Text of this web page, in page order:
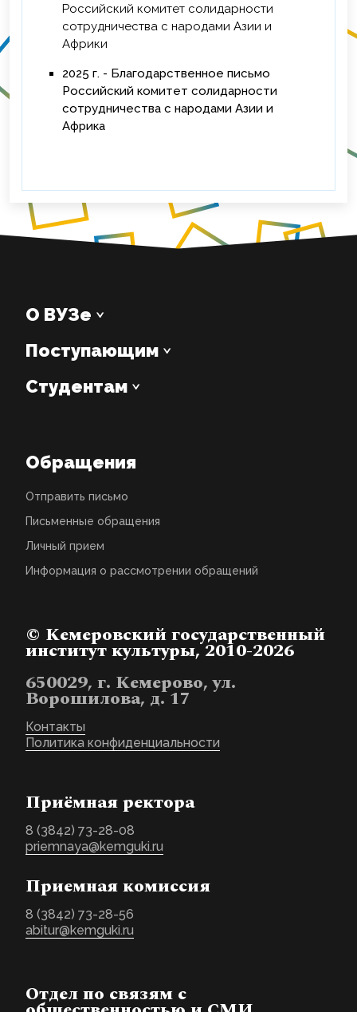
Российский комитет солидарности
сотрудничества с народами Азии и
Африки
2025 г. - Благодарственное письмо
Российский комитет солидарности
сотрудничества с народами Азии и
Африка
О ВУЗе
Поступающим
Студентам
Обращения
Отправить письмо
Письменные обращения
Личный прием
Информация о рассмотрении обращений
© Кемеровский государственный
институт культуры, 2010-2026
650029, г. Кемерово, ул.
Ворошилова, д. 17
Контакты
Политика конфиденциальности
Приёмная ректора
8 (3842) 73-28-08
priemnaya@kemguki.ru
Приемная комиссия
8 (3842) 73-28-56
abitur@kemguki.ru
Отдел по связям с